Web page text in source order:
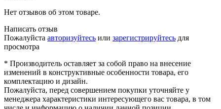
Нет отзывов об этом товаре.
Написать отзыв
Пожалуйста авторизуйтесь или зарегистрируйтесь для
просмотра
* Производитель оставляет за собой право на внесение
изменений в конструктивные особенности товара, его
комплектацию и дизайн.
Пожалуйста, перед совершением покупки уточняйте у
менеджера характеристики интересующего вас товара, в том